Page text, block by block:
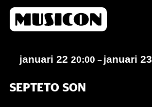
januari 22 20:00 – januari 23
SEPTETO SON